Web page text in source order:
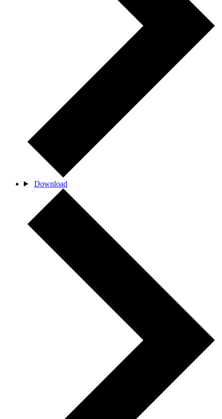
Download